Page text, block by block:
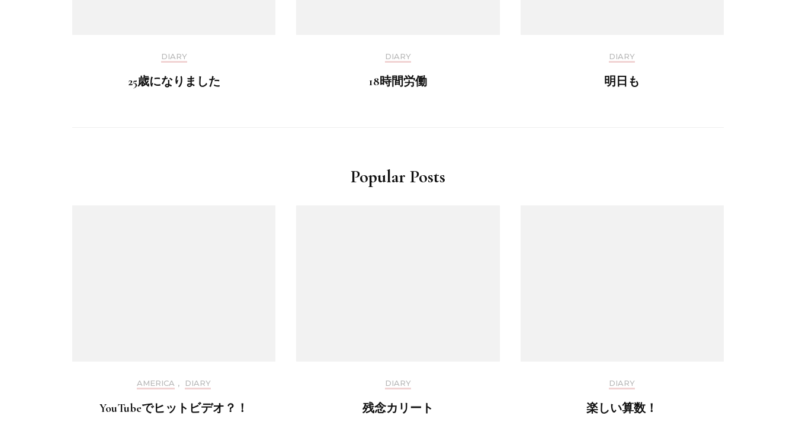
DIARY
25歳になりました
DIARY
18時間労働
DIARY
明日も
Popular Posts
AMERICA , DIARY
YouTubeでヒットビデオ？！
DIARY
残念カリート
DIARY
楽しい算数！